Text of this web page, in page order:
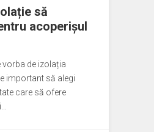
să
acoperișul
vorba de izolația
important să alegi
care să ofere